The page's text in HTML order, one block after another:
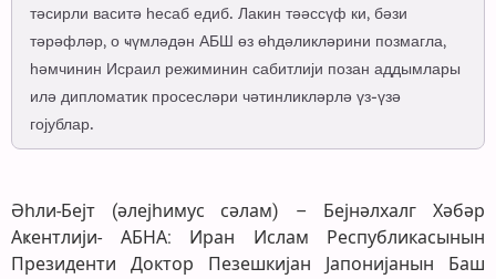
тәсирли васитә һесаб едиб. Лакин тәәссүф ки, бәзи
тәрәфләр, о ҹүмләдән АБШ өз өһдәликләрини позмагла,
һәмчинин Исраил режиминин сабитлији позан аддымлары
илә дипломатик просесләри чәтинликләрлә үз-үзә
гојублар.
Әһли-Бејт (әлејһимус сәлам) – Бејнәлхалг Хәбәр
Аҝентлији- АБНА: Иран Ислам Республикасынын
Президенти Доктор Пезешкијан Јапонијанын Баш